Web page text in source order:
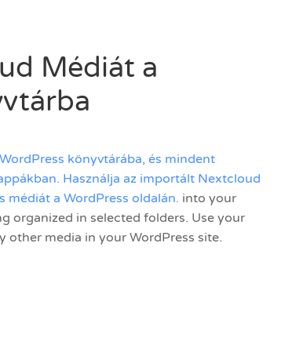
Médiát a
könyvtárába, és mindent
Használja az importált Nextcloud
a WordPress oldalán. into your
organized in selected folders. Use your
media in your WordPress site.